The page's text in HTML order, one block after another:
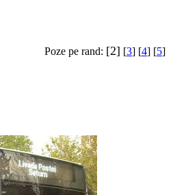
Poze pe rand: [2] [3] [4] [5]